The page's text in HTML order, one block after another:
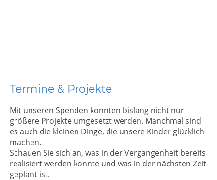
Termine & Projekte
Mit unseren Spenden konnten bislang nicht nur
größere Projekte umgesetzt werden. Manchmal sind
es auch die kleinen Dinge, die unsere Kinder glücklich
machen.
Schauen Sie sich an, was in der Vergangenheit bereits
realisiert werden konnte und was in der nächsten Zeit
geplant ist.